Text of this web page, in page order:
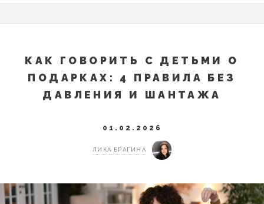
КАК ГОВОРИТЬ С ДЕТЬМИ О
ПОДАРКАХ: 4 ПРАВИЛА БЕЗ
ДАВЛЕНИЯ И ШАНТАЖА
01.02.2026
ЛИКА БРАГИНА